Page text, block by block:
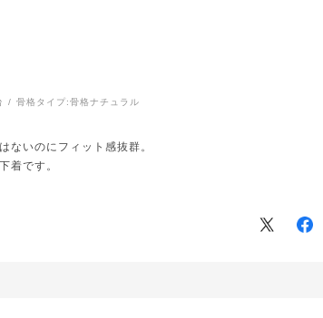
骨格タイプ:骨格ナチュラル
ないのにフィット感抜群。
着です。